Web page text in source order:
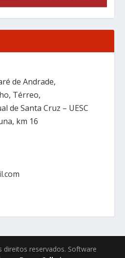
de Andrade,
Térreo,
de Santa Cruz – UESC
km 16
direitos reservados. Software